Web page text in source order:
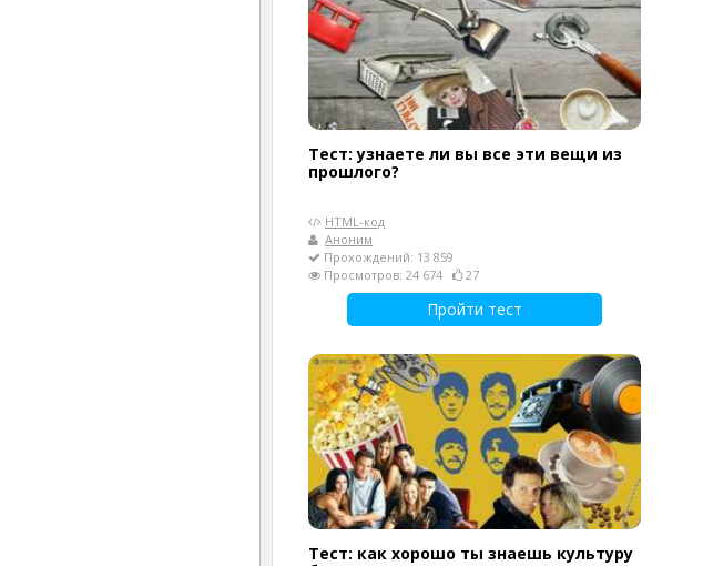
Тест: узнаете ли вы все эти вещи из
прошлого?
HTML-код
Аноним
Прохождений: 13 859
Просмотров: 24 674
27
Пройти тест
Тест: как хорошо ты знаешь культуру